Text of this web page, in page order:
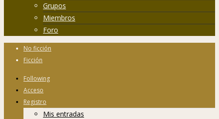
Grupos
Miembros
Foro
No ficción
Ficción
Following
Acceso
Registro
Mis entradas